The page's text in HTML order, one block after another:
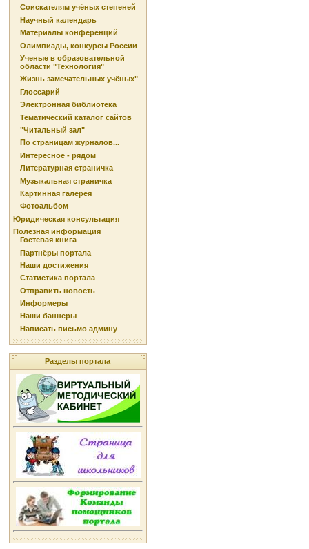
Соискателям учёных степеней
Научный календарь
Материалы конференций
Олимпиады, конкурсы России
Ученые в образовательной
области "Технология"
Жизнь замечательных учёных"
Глоссарий
Электронная библиотека
Тематический каталог сайтов
"Читальный зал"
По страницам журналов...
Интересное - рядом
Литературная страничка
Музыкальная страничка
Картинная галерея
Фотоальбом
Юридическая консультация
Полезная информация
Гостевая книга
Партнёры портала
Наши достижения
Статистика портала
Отправить новость
Информеры
Наши баннеры
Написать письмо админу
Разделы портала